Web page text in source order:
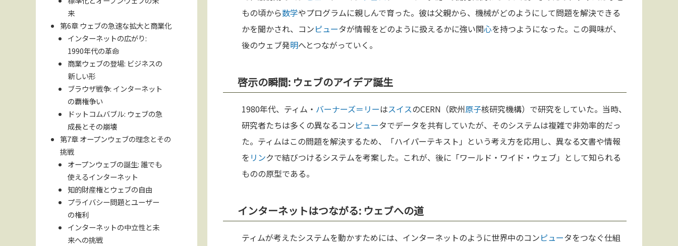
もの頃から数学やプログラムに親しんで育った。彼は父親から、機械がどのようにして問題を解決できる
かを聞かされ、コンピュータが情報をどのように扱えるかに強い関心を持つようになった。この興味が、
後のウェブ発明へとつながっていく。
啓示の瞬間: ウェブのアイデア誕生
1980年代、ティム・ バーナーズ＝リーはスイスのCERN（欧州原子核研究機構）で研究をしていた。当時、
研究者たちは多くの異なるコンピュータでデータを共有していたが、そのシステムは複雑で非効率的だっ
た。ティムはこの問題を解決するため、「ハイパーテキスト」という考え方を応用し、異なる文書や情報
を リンクで結びつけるシステムを考案した。これが、後に「ワールド・ワイド・ウェブ」として知られる
ものの原型である。
インターネットはつながる: ウェブへの道
ティムが考えたシステムを動かすためには、インターネットのように世界中のコンピュータをつなぐ仕組
来
第6章 ウェブの急速な拡大と商業化
インターネットの広がり:
1990年代の革命
商業ウェブの登場: ビジネスの
新しい形
ブラウザ戦争: インターネット
の覇権争い
ドットコムバブル: ウェブの急
成長とその崩壊
第7章 オープンウェブの理念とその
挑戦
オープンウェブの誕生: 誰でも
使えるインターネット
知的財産権とウェブの自由
プライバシー問題とユーザー
の権利
インターネットの中立性と未
来への挑戦